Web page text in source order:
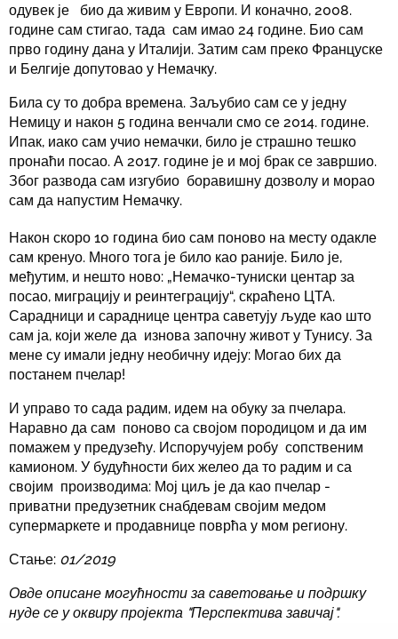
одувек је био да живим у Европи. И коначно, 2008.
године сам стигао, тада сам имао 24 године. Био сам
прво годину дана у Италији. Затим сам преко Француске
и Белгије допутовао у Немачку.
Била су то добра времена. Заљубио сам се у једну
Немицу и након 5 година венчали смо се 2014. године.
Ипак, иако сам учио немачки, било је страшно тешко
пронаћи посао. А 2017. године је и мој брак се завршио.
Због развода сам изгубио боравишну дозволу и морао
сам да напустим Немачку.
Након скоро 10 година био сам поново на месту одакле
сам кренуо. Много тога је било као раније. Било је,
међутим, и нешто ново: „Немачко-туниски центар за
посао, миграцију и реинтеграцију“, скраћено ЦТА.
Сарадници и сараднице центра саветују људе као што
сам ја, који желе да изнова започну живот у Тунису. За
мене су имали једну необичну идеју: Могао бих да
постанем пчелар!
И управо то сада радим, идем на обуку за пчелара.
Наравно да сам поново са својом породицом и да им
помажем у предузећу. Испоручујем робу сопственим
камионом. У будућности бих желео да то радим и са
својим производима: Мој циљ је да као пчелар -
приватни предузетник снабдевам својим медом
супермаркете и продавнице поврћа у мом региону.
Стање: 01/2019
Овде описане могућности за саветовање и подршку
нуде се у оквиру пројекта "Перспектива завичај".